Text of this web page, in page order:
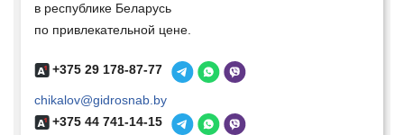
в республике Беларусь
по привлекательной цене.
+375 29 178-87-77
chikalov@gidrosnab.by
+375 44 741-14-15